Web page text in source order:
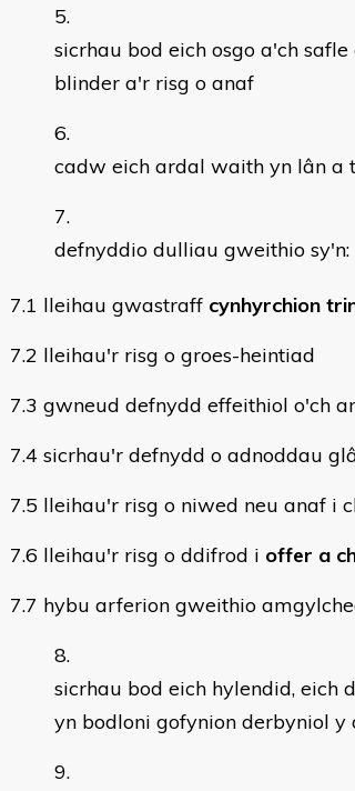
sicrhau bod eich osgo a'ch
blinder a'r risg o anaf
cadw eich ardal waith yn lân a
defnyddio dulliau gweithio sy'n:
7.1 lleihau gwastraff cynhyrchion
7.2 lleihau'r risg o groes-heintiad
7.3 gwneud defnydd effeithiol o'ch
7.4 sicrhau'r defnydd o adnoddau
7.5 lleihau'r risg o niwed neu anaf i
7.6 lleihau'r risg o ddifrod i offer a
7.7 hybu arferion gweithio
sicrhau bod eich hylendid, eich
yn bodloni gofynion derbyniol